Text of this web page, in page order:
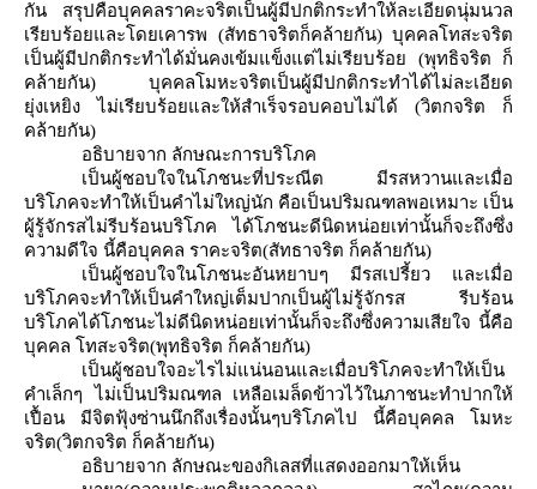
กัน สรุปคือบุคคลราคะจริตเป็นผู้มีปกติกระทำให้ละเอียดนุ่มนวล
เรียบร้อยและโดยเคารพ (สัทธาจริตก็คล้ายกัน) บุคคลโทสะจริต
เป็นผู้มีปกติกระทำได้มั่นคงเข้มแข็งแต่ไม่เรียบร้อย (พุทธิจริต ก็
คล้ายกัน) บุคคลโมหะจริตเป็นผู้มีปกติกระทำได้ไม่ละเอียด
ุ่งเหยิง ไม่เรียบร้อยและให้สำเร็จรอบคอบไม่ได้ (วิตกจริต ก็
คล้ายกัน)
อธิบายจาก ลักษณะการบริโภค
เป็นผู้ชอบใจในโภชนะที่ประณีต มีรสหวานและเมื่อ
บริโภคจะทำให้เป็นคำไม่ใหญ่นัก คือเป็นปริมณฑลพอเหมาะ เป็น
ผู้รู้จักรสไม่รีบร้อนบริโภค ได้โภชนะดีนิดหน่อยเท่านั้นก็จะถึงซึ่ง
ความดีใจ นี้คือบุคคล ราคะจริต(สัทธาจริต ก็คล้ายกัน)
เป็นผู้ชอบใจในโภชนะอันหยาบๆ มีรสเปรี้ยว และเมื่อ
บริโภคจะทำให้เป็นคำใหญ่เต็มปากเป็นผู้ไม่รู้จักรส รีบร้อน
บริโภคได้โภชนะไม่ดีนิดหน่อยเท่านั้นก็จะถึงซึ่งความเสียใจ นี้คือ
บุคคล โทสะจริต(พุทธิจริต ก็คล้ายกัน)
เป็นผู้ชอบใจอะไรไม่แน่นอนและเมื่อบริโภคจะทำให้เป็น
คำเล็กๆ ไม่เป็นปริมณฑล เหลือเมล็ดข้าวไว้ในภาชนะทำปากให้
เปื้อน มีจิตฟุ้งซ่านนึกถึงเรื่องนั้นๆบริโภคไป นี้คือบุคคล โมหะ
จริต(วิตกจริต ก็คล้ายกัน)
อธิบายจาก ลักษณะของกิเลสที่แสดงออกมาให้เห็น